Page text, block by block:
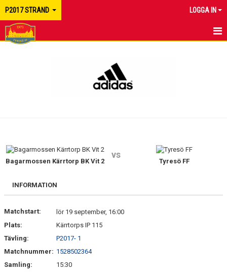
P2017 STRAND LOGGA IN
Bagarmossen Kärrtorp BK Vit 2
vs
Tyresö FF
INFORMATION
Matchstart:
lör 19 september, 16:00
Plats:
Kärrtorps IP 115
Tävling:
P2017- 1
Matchnummer: 1528502364
Samling:
15:30